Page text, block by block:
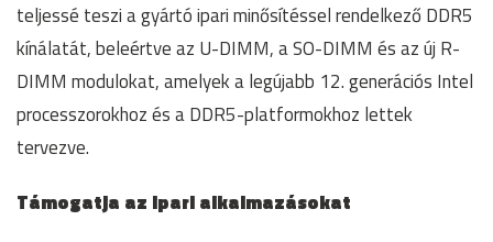
teljessé teszi a gyártó ipari minősítéssel rendelkező DDR5
kínálatát, beleértve az U-DIMM, a SO-DIMM és az új R-
DIMM modulokat, amelyek a legújabb 12. generációs Intel
processzorokhoz és a DDR5-platformokhoz lettek
tervezve.
Támogatja az ipari alkalmazásokat